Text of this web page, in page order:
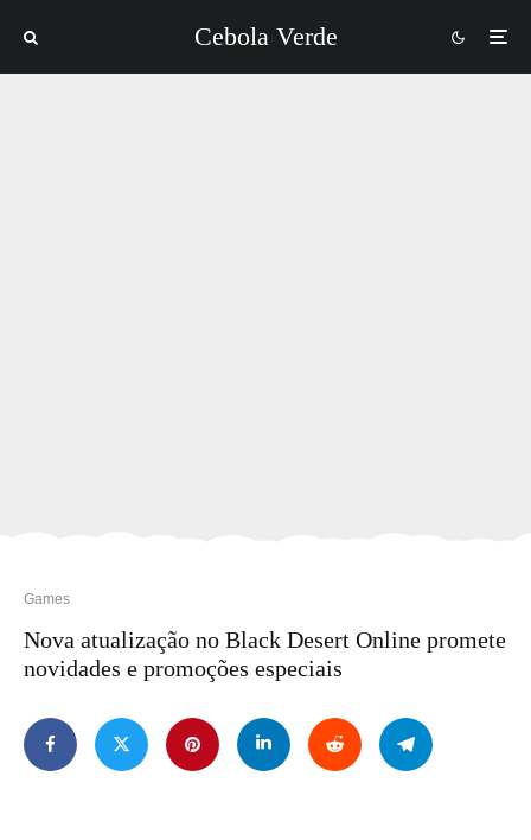
Cebola Verde
Games
Nova atualização no Black Desert Online promete
novidades e promoções especiais